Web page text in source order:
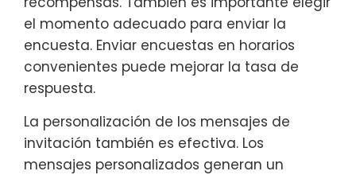
el momento adecuado para enviar la
encuesta. Enviar encuestas en horarios
convenientes puede mejorar la tasa de
respuesta.
La personalización de los mensajes de
invitación también es efectiva. Los
mensajes personalizados generan un